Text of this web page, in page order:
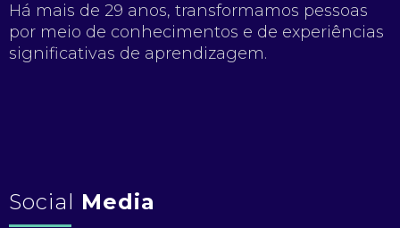
Há mais de 29 anos, transformamos pessoas
por meio de conhecimentos e de experiências
significativas de aprendizagem.
Social Media